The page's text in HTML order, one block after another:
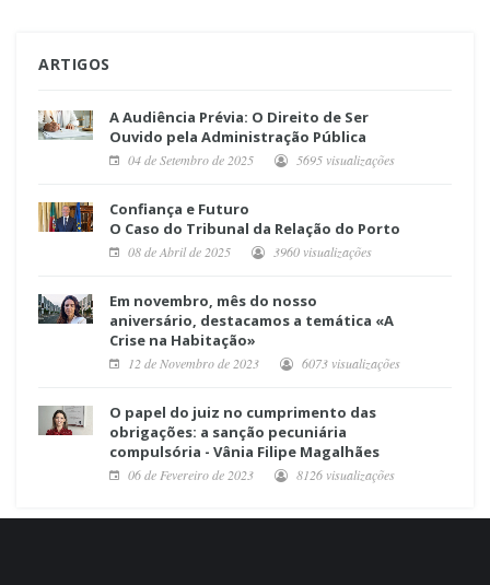
ARTIGOS
A Audiência Prévia: O Direito de Ser
Ouvido pela Administração Pública
04 de Setembro de 2025 5695 visualizações
Confiança e Futuro
O Caso do Tribunal da Relação do Porto
08 de Abril de 2025 3960 visualizações
Em novembro, mês do nosso
aniversário, destacamos a temática «A
Crise na Habitação»
12 de Novembro de 2023 6073 visualizações
O papel do juiz no cumprimento das
obrigações: a sanção pecuniária
compulsória - Vânia Filipe Magalhães
06 de Fevereiro de 2023 8126 visualizações